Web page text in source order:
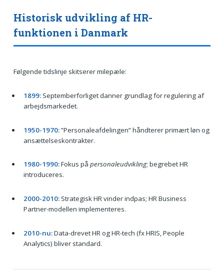
Historisk udvikling af HR-
funktionen i Danmark
Følgende tidslinje skitserer milepæle:
1899:Septemberforliget danner grundlag for regulering af
arbejdsmarkedet.
1950-1970:”Personaleafdelingen” håndterer primært løn og
ansættelseskontrakter.
1980-1990:Fokus på personaleudvikling; begrebet HR
introduceres.
2000-2010:Strategisk HR vinder indpas; HR Business
Partner-modellen implementeres.
2010-nu:Data-drevet HR og HR-tech (fx HRIS, People
Analytics) bliver standard.